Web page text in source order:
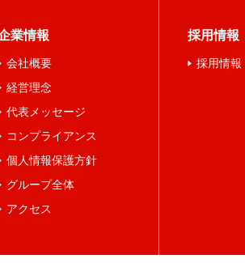
業情報
会社概要
経営理念
代表メッセージ
コンプライアンス
個人情報保護方針
グループ全体
アクセス
採用情報
採用情報